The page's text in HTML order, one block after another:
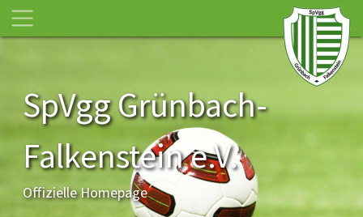
SpVgg Grünbach-
Falkenstein e.V.
Offizielle Homepage